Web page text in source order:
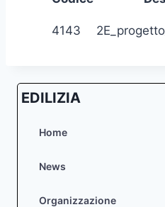
4143
EDILIZIA
Home
News
Organizzazione